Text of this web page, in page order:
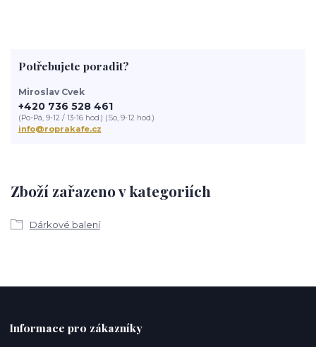
Zboží zařazeno v kategoriích
Dárkové balení
Potřebujete poradit?
Miroslav Cvek
+420 736 528 461
(Po-Pá, 9-12 / 13-16 hod.) (So, 9-12 hod.)
info@roprakafe.cz
Informace pro zákazníky